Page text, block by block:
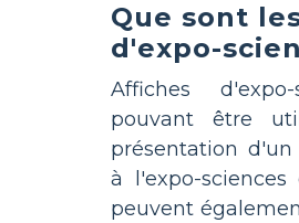
Que sont
d'expo-
Affiches
pouvant être
présentation
à l'expo-
peuvent